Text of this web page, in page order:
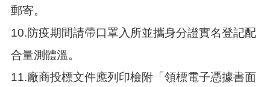
郵寄。
10.防疫期間請帶口罩入所並攜身分證實名登記配
合量測體溫。
11.廠商投標文件應列印檢附「領標電子憑據書面